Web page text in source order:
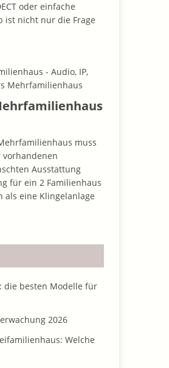
oder einfache
ist nicht nur die Frage
muss
vorhandenen
Ausstattung
für ein 2 Familienhaus
eine Klingelanlage
die besten Modelle für
2026
Welche